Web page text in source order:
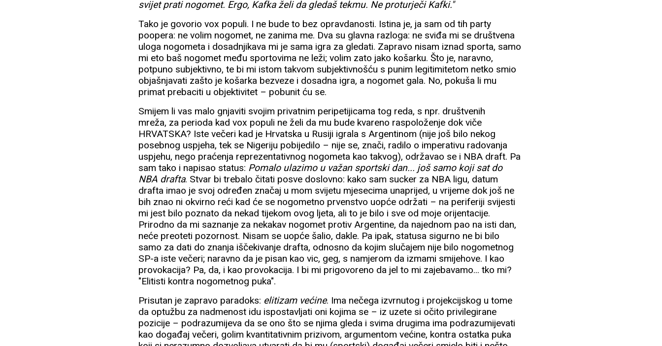
svijet prati nogomet. Ergo, Kafka želi da gledaš tekmu. Ne proturječi Kafki."
Tako je govorio vox populi. I ne bude to bez opravdanosti. Istina je, ja sam od tih party
poopera: ne volim nogomet, ne zanima me. Dva su glavna razloga: ne sviđa mi se društvena
uloga nogometa i dosadnjikava mi je sama igra za gledati. Zapravo nisam iznad sporta, samo
mi eto baš nogomet među sportovima ne leži; volim zato jako košarku. Što je, naravno,
potpuno subjektivno, te bi mi istom takvom subjektivnošću s punim legitimitetom netko smio
objašnjavati zašto je košarka bezveze i dosadna igra, a nogomet gala. No, pokuša li mu
primat prebaciti u objektivitet – pobunit ću se.
Smijem li vas malo gnjaviti svojim privatnim peripetijicama tog reda, s npr. društvenih
mreža, za perioda kad vox populi ne želi da mu bude kvareno raspoloženje dok viče
HRVATSKA? Iste večeri kad je Hrvatska u Rusiji igrala s Argentinom (nije još bilo nekog
posebnog uspjeha, tek se Nigeriju pobijedilo – nije se, znači, radilo o imperativu radovanja
uspjehu, nego praćenja reprezentativnog nogometa kao takvog), održavao se i NBA draft. Pa
sam tako i napisao status: Pomalo ulazimo u važan sportski dan... još samo koji sat do
NBA drafta. Stvar bi trebalo čitati posve doslovno: kako sam sucker za NBA ligu, datum
drafta imao je svoj određen značaj u mom svijetu mjesecima unaprijed, u vrijeme dok još ne
bih znao ni okvirno reći kad će se nogometno prvenstvo uopće održati – na periferiji svijesti
mi jest bilo poznato da nekad tijekom ovog ljeta, ali to je bilo i sve od moje orijentacije.
Prirodno da mi saznanje za nekakav nogomet protiv Argentine, da najednom pao na isti dan,
neće preoteti pozornost. Nisam se uopće šalio, dakle. Pa ipak, statusa sigurno ne bi bilo
samo za dati do znanja iščekivanje drafta, odnosno da kojim slučajem nije bilo nogometnog
SP-a iste večeri; naravno da je pisan kao vic, geg, s namjerom da izmami smijehove. I kao
provokacija? Pa, da, i kao provokacija. I bi mi prigovoreno da jel to mi zajebavamo... tko mi?
"Elitisti kontra nogometnog puka".
Prisutan je zapravo paradoks: elitizam većine. Ima nečega izvrnutog i projekcijskog u tome
da optužbu za nadmenost idu ispostavljati oni kojima se – iz uzete si očito privilegirane
pozicije – podrazumijeva da se ono što se njima gleda i svima drugima ima podrazumijevati
kao događaj večeri, golim kvantitativnim prizivom, argumentom većine, kontra ostatka puka